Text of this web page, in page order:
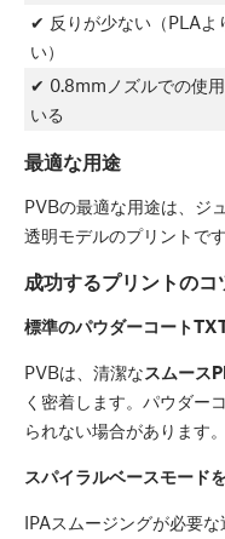
✔ 反りが少ない（PLAよ
い）
✔ 0.8mmノズルでの使
いる
最適な用途
PVBの最適な用途は、ジ
透明モデルのプリントです
成功するプリントのコ
標準のパウダーコート
PVBは、清潔なスムース
く密着します。パウダー
られない場合があります。
スパイラルベースモード
IPAスムージングが必要